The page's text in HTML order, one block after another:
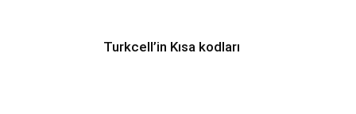
Turkcell’in Kısa kodları